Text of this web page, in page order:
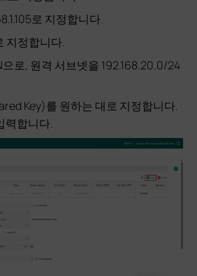
로 지정합니다.
지정합니다.
으로, 원격 서브넷을 192.168.20.0/24
Key)를 원하는 대로 지정합니다.
력합니다.